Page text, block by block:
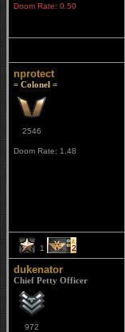
Doom Rate: 0.50
nprotect
= Colonel =
2546
Doom Rate: 1.48
1 2
dukenator
Chief Petty Officer
972